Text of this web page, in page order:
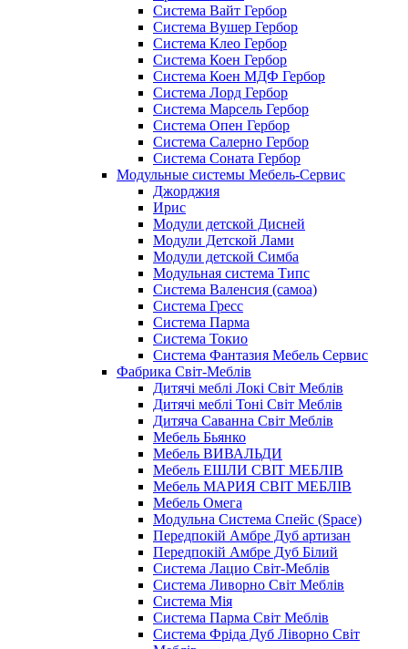
Система Вайт Гербор
Система Вушер Гербор
Система Клео Гербор
Система Коен Гербор
Система Коен МДФ Гербор
Система Лорд Гербор
Система Марсель Гербор
Система Опен Гербор
Система Салерно Гербор
Система Соната Гербор
Модульные системы Мебель-Сервис
Джорджия
Ирис
Модули детской Дисней
Модули Детской Лами
Модули детской Симба
Модульная система Типс
Система Валенсия (самоа)
Система Гресс
Система Парма
Система Токио
Система Фантазия Мебель Сервис
Фабрика Світ-Меблів
Дитячі меблі Локі Світ Меблів
Дитячі меблі Тоні Світ Меблів
Дитяча Саванна Світ Меблів
Мебель Бьянко
Мебель ВИВАЛЬДИ
Мебель ЕШЛИ СВІТ МЕБЛІВ
Мебель МАРИЯ СВІТ МЕБЛІВ
Мебель Омега
Модульна Cистема Спейс (Space)
Передпокій Амбре Дуб артизан
Передпокій Амбре Дуб Білий
Система Лацио Світ-Меблів
Система Ливорно Світ Меблів
Система Мія
Система Парма Свiт Меблiв
Система Фріда Дуб Ліворно Світ